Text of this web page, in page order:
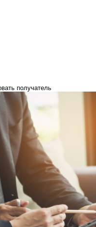
получатель